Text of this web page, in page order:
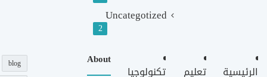
Uncategotized
2
الرئيسية
تعليم
تكنولوجيا
About
blog